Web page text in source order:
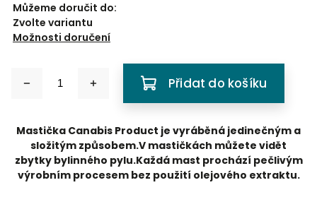
Můžeme doručit do:
Zvolte variantu
Možnosti doručení
Přidat do košíku
Mastička Canabis Product je vyráběná jedinečným a
složitým způsobem.V mastičkách můžete vidět
zbytky bylinného pylu.Každá mast prochází pečlivým
výrobním procesem bez použití olejového extraktu.